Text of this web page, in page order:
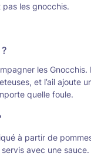
pas les gnocchis.
les
et l’ail ajoute
quelle foule.
à partir de
avec une